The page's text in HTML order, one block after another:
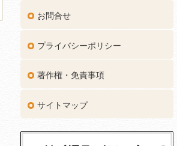
お問合せ
プライバシーポリシー
著作権・免責事項
サイトマップ